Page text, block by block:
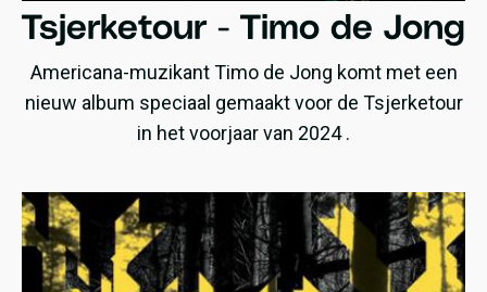
Tsjerketour - Timo de Jong
Americana-muzikant Timo de Jong komt met een
nieuw album speciaal gemaakt voor de Tsjerketour
in het voorjaar van 2024 .